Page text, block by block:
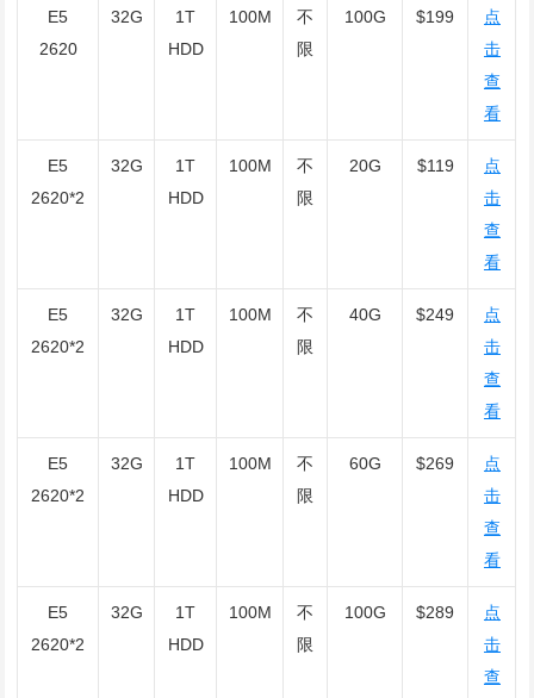
E5
2620
32G
1T
HDD
100M
不
限
100G $199
点
击
查
看
E5
2620*2
32G
1T
HDD
100M
不
限
20G $119
点
击
查
看
E5
2620*2
32G
1T
HDD
100M
不
限
40G $249
点
击
查
看
E5
2620*2
32G
1T
HDD
100M
不
限
60G $269
点
击
查
看
E5
2620*2
32G
1T
HDD
100M
不
限
100G $289
点
击
查